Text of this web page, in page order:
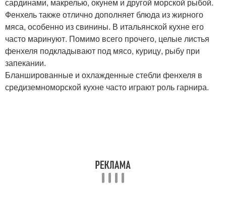
Фенхель также отлично дополняет блюда из жирного
мяса, особенно из свинины. В итальянской кухне его
часто маринуют. Помимо всего прочего, целые листья
фенхеля подкладывают под мясо, курицу, рыбу при
запекании.
Бланшированные и охлажденные стебли фенхеля в
средиземноморской кухне часто играют роль гарнира.